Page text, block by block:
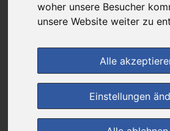
woher unsere Besucher
unsere Website weiter zu
Alle
Einstellungen
Ersparnis: 38 oder
(0) Jetzt bewerten!